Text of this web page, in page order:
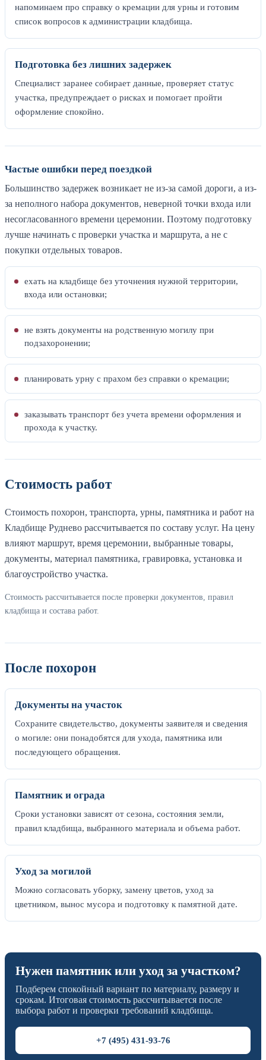
напоминаем про справку о кремации для урны и готовим
список вопросов к администрации кладбища.
Подготовка без лишних задержек
Специалист заранее собирает данные, проверяет статус
участка, предупреждает о рисках и помогает пройти
оформление спокойно.
Частые ошибки перед поездкой
Большинство задержек возникает не из-за самой дороги, а из-
за неполного набора документов, неверной точки входа или
несогласованного времени церемонии. Поэтому подготовку
лучше начинать с проверки участка и маршрута, а не с
покупки отдельных товаров.
ехать на кладбище без уточнения нужной территории,
входа или остановки;
не взять документы на родственную могилу при
подзахоронении;
планировать урну с прахом без справки о кремации;
заказывать транспорт без учета времени оформления и
прохода к участку.
Стоимость работ
Стоимость похорон, транспорта, урны, памятника и работ на
Кладбище Руднево рассчитывается по составу услуг. На цену
влияют маршрут, время церемонии, выбранные товары,
документы, материал памятника, гравировка, установка и
благоустройство участка.
Стоимость рассчитывается после проверки документов, правил
кладбища и состава работ.
После похорон
Документы на участок
Сохраните свидетельство, документы заявителя и сведения
о могиле: они понадобятся для ухода, памятника или
последующего обращения.
Памятник и ограда
Сроки установки зависят от сезона, состояния земли,
правил кладбища, выбранного материала и объема работ.
Уход за могилой
Можно согласовать уборку, замену цветов, уход за
цветником, вынос мусора и подготовку к памятной дате.
Нужен памятник или уход за участком?
Подберем спокойный вариант по материалу, размеру и
срокам. Итоговая стоимость рассчитывается после
выбора работ и проверки требований кладбища.
+7 (495) 431-93-76